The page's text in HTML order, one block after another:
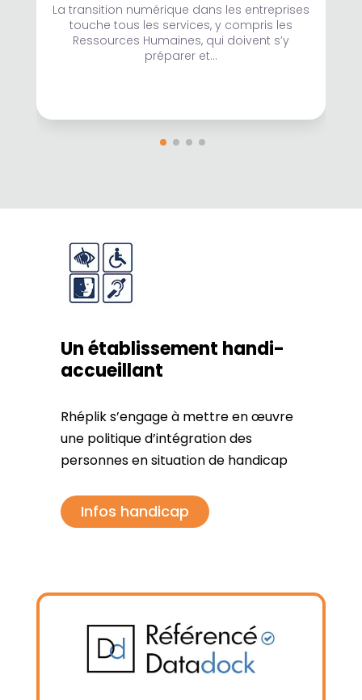
La transition numérique dans les entreprises
touche tous les services, y compris les
Ressources Humaines, qui doivent s’y
préparer et...
Un établissement handi-
accueillant
Rhéplik s’engage à mettre en œuvre
une politique d’intégration des
personnes en situation de handicap
Infos handicap